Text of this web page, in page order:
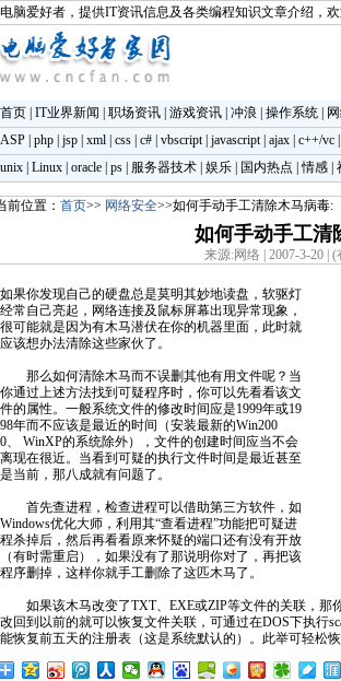
电脑爱好者 ，提供IT资讯信息及各类编程知识文章介绍，
首页| IT业界新闻 职场资讯| 游戏资讯| 冲浪 操作系统|
ASP| php| jsp| xml| css| c#| vbscript| javascript| ajax| c++/vc|
unix| Linux| oracle| ps| 服务器技术| 娱乐| 国内热点 |情感|
前位置： 首页>> 网络安全>>如何手动手工清除木马病毒:
如何手动手工清
来源:网络 | 2007-3-20 |
如果你发现自己的硬盘总是莫明其妙地读盘，软驱灯
经常自己亮起，网络连接及鼠标屏幕出现异常现象，
很可能就是因为有木马潜伏在你的机器里面，此时就
应该想办法清除这些家伙了。
那么如何清除木马而不误删其他有用文件呢？当
你通过上述方法找到可疑程序时，你可以先看看该文
件的属性。一般系统文件的修改时间应是1999年或19
98年而不应该是最近的时间（安装最新的Win200
0、 WinXP的系统除外），文件的创建时间应当不会
离现在很近。当看到可疑的执行文件时间是最近甚至
是当前，那八成就有问题了。
首先查进程，检查进程可以借助第三方软件，如
Windows优化大师，利用其“查看进程”功能把可疑进
程杀掉后，然后再看看原来怀疑的端口还有没有开放
（有时需重启），如果没有了那说明你对了，再把该
程序删掉，这样你就手工删除了这匹木马了。
如果该木马改变了TXT、EXE或ZIP等文件的关联，那
改回到以前的就可以恢复文件关联，可通过在DOS下执行
能恢复前五天的注册表（这是系统默认的）。此举可轻松